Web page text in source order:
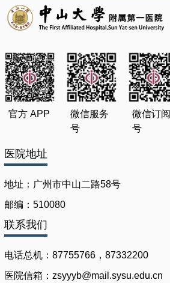
官方 APP
微信服务
号
微信订阅
号
医院地址
地址：广州市中山二路58号
邮编：510080
联系我们
电话总机：87755766，87332200
医院信箱：zsyyyb@mail.sysu.edu.cn